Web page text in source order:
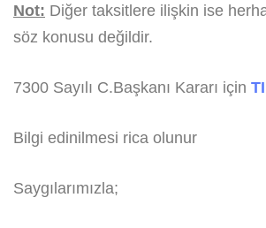
Not: Diğer taksitlere ilişkin ise
söz konusu değildir.
7300 Sayılı C.Başkanı Kararı için
Bilgi edinilmesi rica olunur
Saygılarımızla;